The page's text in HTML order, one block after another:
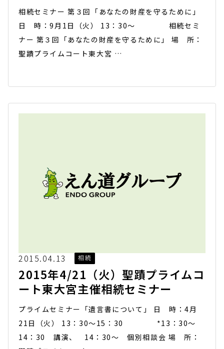
相続セミナー 第３回「あなたの財産を守るために」
日 時：9月1日（火） 13：30～ 相続セミ
ナー 第３回「あなたの財産を守るために」 場 所：
聖蹟プライムコート東大宮 …
2015.04.13 相続
2015年4/21（火）聖蹟プライムコ
ート東大宮主催相続セミナー
プライムセミナー「遺言書について」 日 時：4月
21日（火） 13：30～15：30 *13：30～
14：30 講演、 14：30～ 個別相談会 場 所：